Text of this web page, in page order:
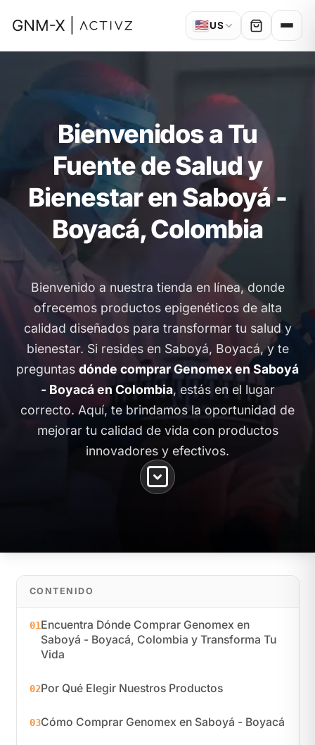
🇺🇸US
Bienvenidos a Tu
Fuente de Salud y
Bienestar en Saboyá -
Boyacá, Colombia
Bienvenido a nuestra tienda en línea, donde
ofrecemos productos epigenéticos de alta
calidad diseñados para transformar tu salud y
bienestar. Si resides en Saboyá, Boyacá, y te
preguntas dónde comprar Genomex en Saboyá
- Boyacá en Colombia, estás en el lugar
correcto. Aquí, te brindamos la oportunidad de
mejorar tu calidad de vida con productos
innovadores y efectivos.
CONTENIDO
01Encuentra Dónde Comprar Genomex en
Saboyá - Boyacá, Colombia y Transforma Tu
Vida
02Por Qué Elegir Nuestros Productos
03Cómo Comprar Genomex en Saboyá - Boyacá